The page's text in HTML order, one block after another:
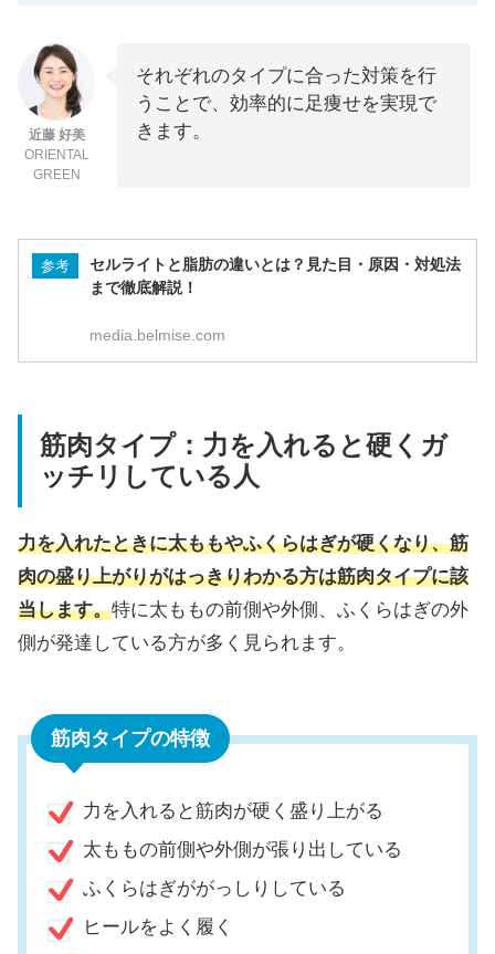
近藤 好美
ORIENTAL
GREEN
それぞれのタイプに合った対策を行
うことで、効率的に足痩せを実現で
きます。
参考
セルライトと脂肪の違いとは？見た目・原因・対処法
まで徹底解説！
media.belmise.com
筋肉タイプ：力を入れると硬くガ
ッチリしている人
力を入れたときに太ももやふくらはぎが硬くなり、筋
肉の盛り上がりがはっきりわかる方は筋肉タイプに該
当します。特に太ももの前側や外側、ふくらはぎの外
側が発達している方が多く見られます。
筋肉タイプの特徴
力を入れると筋肉が硬く盛り上がる
太ももの前側や外側が張り出している
ふくらはぎががっしりしている
ヒールをよく履く